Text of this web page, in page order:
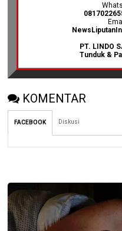
PT. LINDO
Tunduk &
KOMENTAR
FACEBOOK Diskusi